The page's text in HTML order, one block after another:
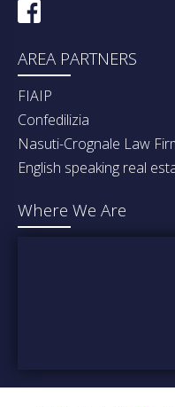
AREA PARTNERS
FIAIP
Confedilizia
Nasuti-Crognale Law
English speaking real
Where We Are